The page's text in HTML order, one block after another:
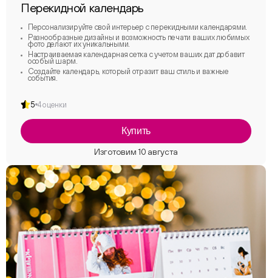
Перекидной календарь
Персонализируйте свой интерьер с перекидными календарями.
Разнообразные дизайны и возможность печати ваших любимых
фото делают их уникальными.
Настраиваемая календарная сетка с учетом ваших дат добавит
особый шарм.
Создайте календарь, который отразит ваш стиль и важные
события.
5 4 оценки
Купить